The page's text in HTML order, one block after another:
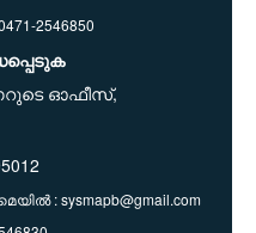
2546850
ഓഫീസ്,
: sysmapb@gmail.com